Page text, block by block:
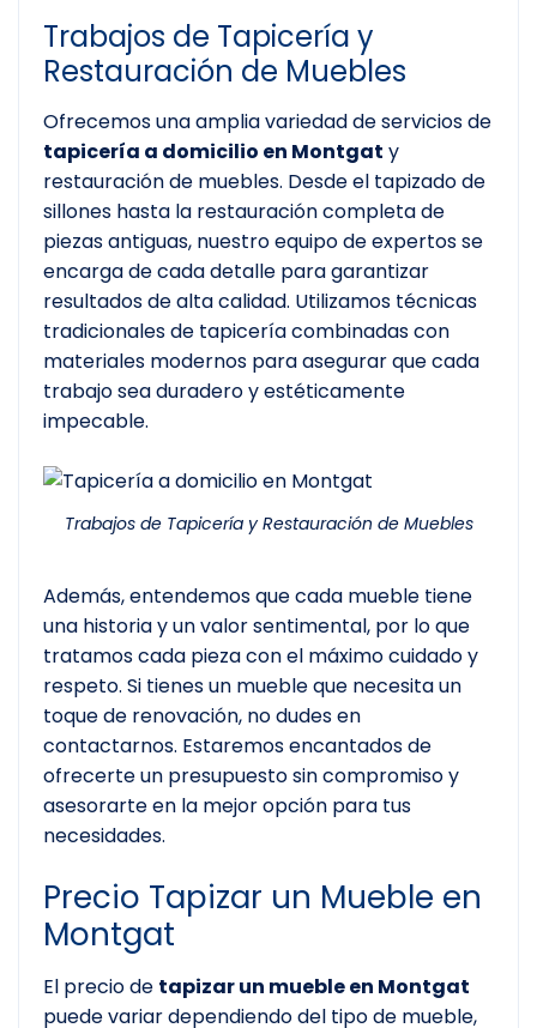
Trabajos de Tapicería y
Restauración de Muebles
Ofrecemos una amplia variedad de servicios de
tapicería a domicilio en Montgat y
restauración de muebles. Desde el tapizado de
sillones hasta la restauración completa de
piezas antiguas, nuestro equipo de expertos se
encarga de cada detalle para garantizar
resultados de alta calidad. Utilizamos técnicas
tradicionales de tapicería combinadas con
materiales modernos para asegurar que cada
trabajo sea duradero y estéticamente
impecable.
Trabajos de Tapicería y Restauración de Muebles
Además, entendemos que cada mueble tiene
una historia y un valor sentimental, por lo que
tratamos cada pieza con el máximo cuidado y
respeto. Si tienes un mueble que necesita un
toque de renovación, no dudes en
contactarnos. Estaremos encantados de
ofrecerte un presupuesto sin compromiso y
asesorarte en la mejor opción para tus
necesidades.
Precio Tapizar un Mueble en
Montgat
El precio de tapizar un mueble en Montgat
puede variar dependiendo del tipo de mueble,